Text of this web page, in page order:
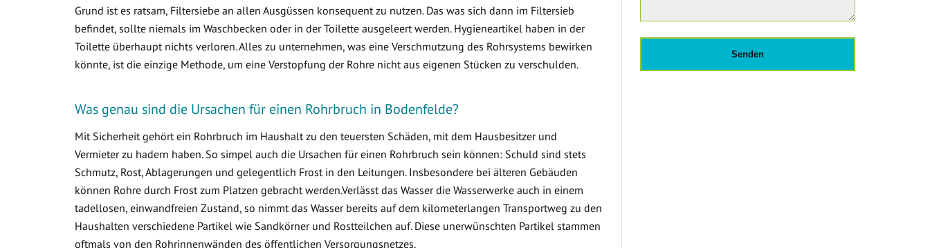
Grund ist es ratsam, Filtersiebe an allen Ausgüssen konsequent zu nutzen. Das was sich dann im Filtersieb
befindet, sollte niemals im Waschbecken oder in der Toilette ausgeleert werden. Hygieneartikel haben in der
Toilette überhaupt nichts verloren. Alles zu unternehmen, was eine Verschmutzung des Rohrsystems bewirken
könnte, ist die einzige Methode, um eine Verstopfung der Rohre nicht aus eigenen Stücken zu verschulden.
Was genau sind die Ursachen für einen Rohrbruch in Bodenfelde?
Mit Sicherheit gehört ein Rohrbruch im Haushalt zu den teuersten Schäden, mit dem Hausbesitzer und
Vermieter zu hadern haben. So simpel auch die Ursachen für einen Rohrbruch sein können: Schuld sind stets
Schmutz, Rost, Ablagerungen und gelegentlich Frost in den Leitungen. Insbesondere bei älteren Gebäuden
können Rohre durch Frost zum Platzen gebracht werden.Verlässt das Wasser die Wasserwerke auch in einem
tadellosen, einwandfreien Zustand, so nimmt das Wasser bereits auf dem kilometerlangen Transportweg zu den
Haushalten verschiedene Partikel wie Sandkörner und Rostteilchen auf. Diese unerwünschten Partikel stammen
oftmals von den Rohrinnenwänden des öffentlichen Versorgungsnetzes.